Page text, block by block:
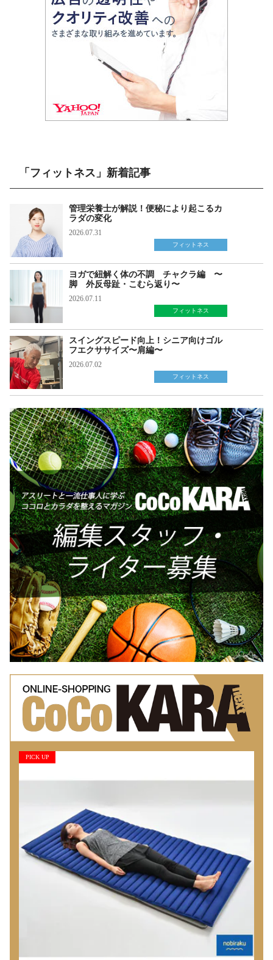
「フィットネス」新着記事
管理栄養士が解説！便秘により起こるカ
ラダの変化
2026.07.31
フィットネス
ヨガで紐解く体の不調 チャクラ編 〜
脚 外反母趾・こむら返り〜
2026.07.11
フィットネス
スイングスピード向上！シニア向けゴル
フエクササイズ〜肩編〜
2026.07.02
フィットネス
PICK UP